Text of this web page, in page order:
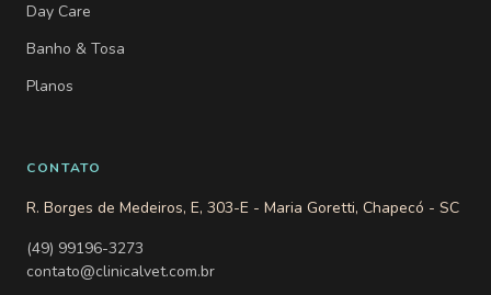
Day Care
Banho & Tosa
Planos
CONTATO
R. Borges de Medeiros, E, 303-E - Maria Goretti, Chapecó - SC
(49) 99196-3273
contato@clinicalvet.com.br